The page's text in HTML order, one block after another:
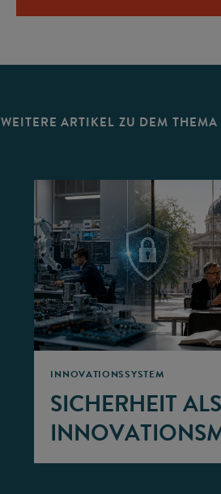
WEITERE ARTIKEL ZU DEM
INNOVATIONSSYSTEM
SICHERHEIT ALS